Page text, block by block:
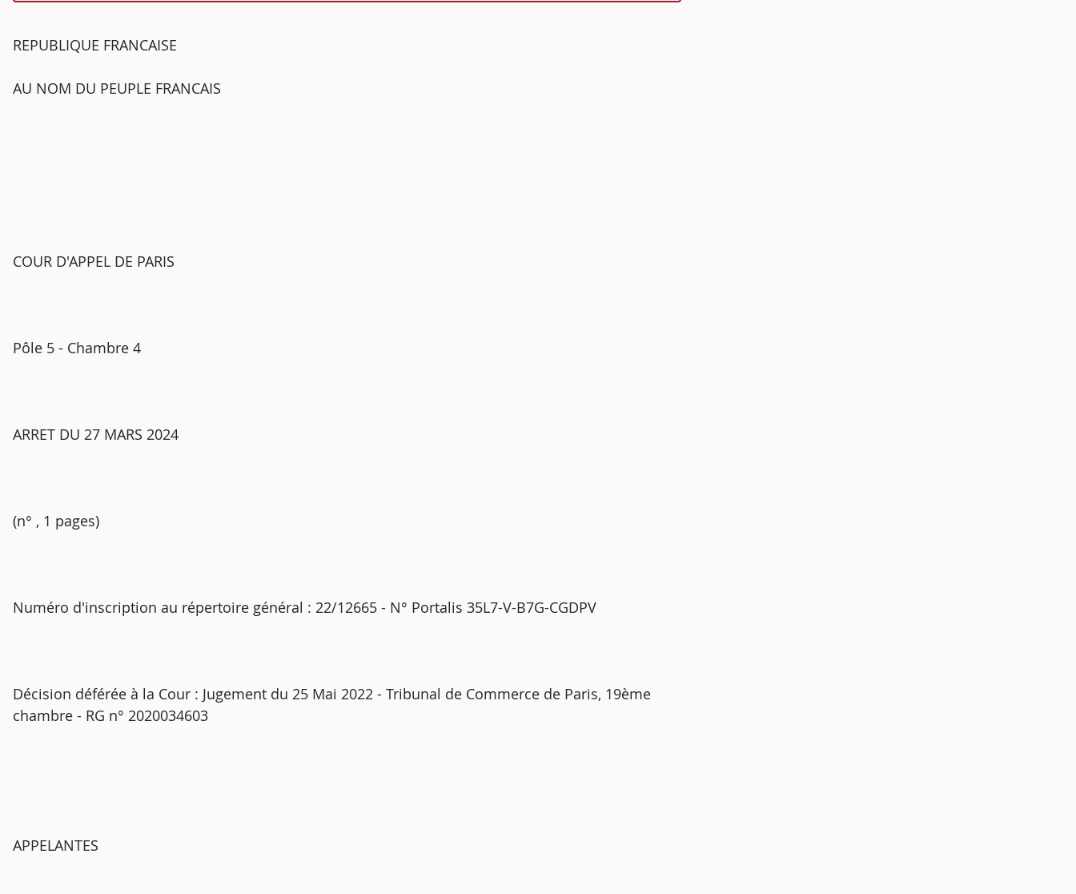
REPUBLIQUE FRANCAISE
AU NOM DU PEUPLE FRANCAIS
COUR D'APPEL DE PARIS
Pôle 5 - Chambre 4
ARRET DU 27 MARS 2024
(n° , 1 pages)
Numéro d'inscription au répertoire général : 22/12665 - N° Portalis 35L7-V-B7G-CGDPV
Décision déférée à la Cour : Jugement du 25 Mai 2022 - Tribunal de Commerce de Paris, 19ème
chambre - RG n° 2020034603
APPELANTES